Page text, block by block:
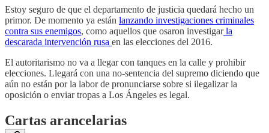
Estoy seguro de que el departamento de justicia quedará hecho un
primor. De momento ya están lanzando investigaciones criminales
contra sus enemigos, como aquellos que osaron investigarla
descarada intervención rusa en las elecciones del 2016.
El autoritarismo no va a llegar con tanques en la calle y prohibir
elecciones. Llegará con una no-sentencia del supremo diciendo que
aún no están por la labor de pronunciarse sobre si ilegalizar la
oposición o enviar tropas a Los Ángeles es legal.
Cartas arancelarias